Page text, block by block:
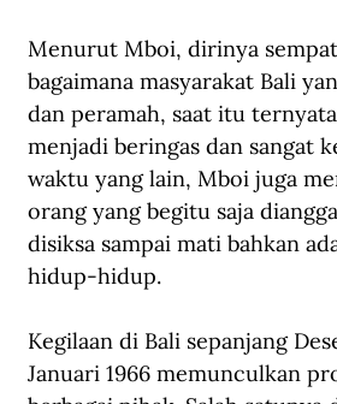
Menurut Mboi, dirinya
bagaimana masyarakat Bali
dan peramah, saat itu
menjadi beringas dan sangat
waktu yang lain, Mboi juga
orang yang begitu saja
disiksa sampai mati bahkan
hidup-hidup.
Kegilaan di Bali sepanjang
Januari 1966 memunculkan